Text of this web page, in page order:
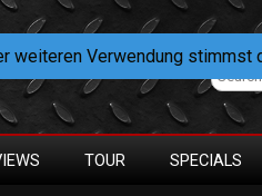
TOUR SPECIALS
weiteren Verwendung stimmst